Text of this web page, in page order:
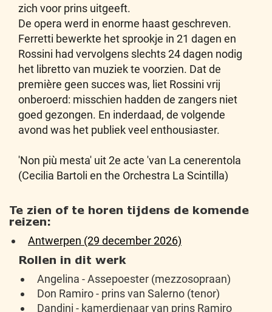
zich voor prins uitgeeft.
De opera werd in enorme haast geschreven.
Ferretti bewerkte het sprookje in 21 dagen en
Rossini had vervolgens slechts 24 dagen nodig
het libretto van muziek te voorzien. Dat de
première geen succes was, liet Rossini vrij
onberoerd: misschien hadden de zangers niet
goed gezongen. En inderdaad, de volgende
avond was het publiek veel enthousiaster.
'Non più mesta' uit 2e acte 'van La cenerentola
(Cecilia Bartoli en the Orchestra La Scintilla)
Te zien of te horen tijdens de komende
reizen:
Antwerpen (29 december 2026)
Rollen in dit werk
Angelina - Assepoester (mezzosopraan)
Don Ramiro - prins van Salerno (tenor)
Dandini - kamerdienaar van prins Ramiro